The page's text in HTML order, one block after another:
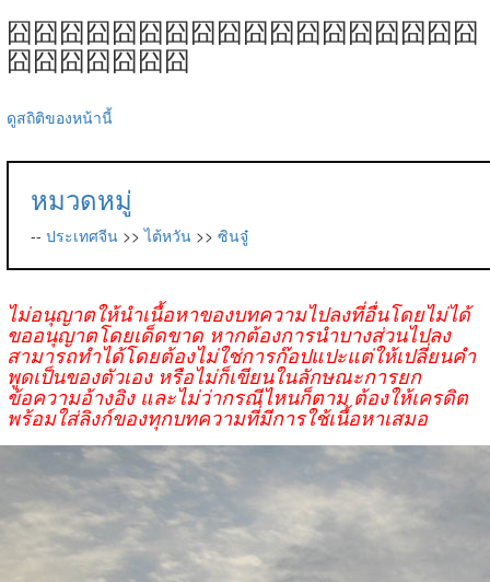
囧囧囧囧囧囧囧囧囧囧囧囧囧囧囧囧囧囧
囧囧囧囧囧囧囧
ดูสถิติของหน้านี้
หมวดหมู่
-- ประเทศจีน >>ไต้หวัน >> ซินจู๋
ไม่อนุญาตให้นำเนื้อหาของบทความไปลงที่อื่นโดยไม่ได้
ขออนุญาตโดยเด็ดขาด หากต้องการนำบางส่วนไปลง
สามารถทำได้โดยต้องไม่ใช่การก๊อปแปะแต่ให้เปลี่ยนคำ
พูดเป็นของตัวเอง หรือไม่ก็เขียนในลักษณะการยก
ข้อความอ้างอิง และไม่ว่ากรณีไหนก็ตาม ต้องให้เครดิต
พร้อมใส่ลิงก์ของทุกบทความที่มีการใช้เนื้อหาเสมอ